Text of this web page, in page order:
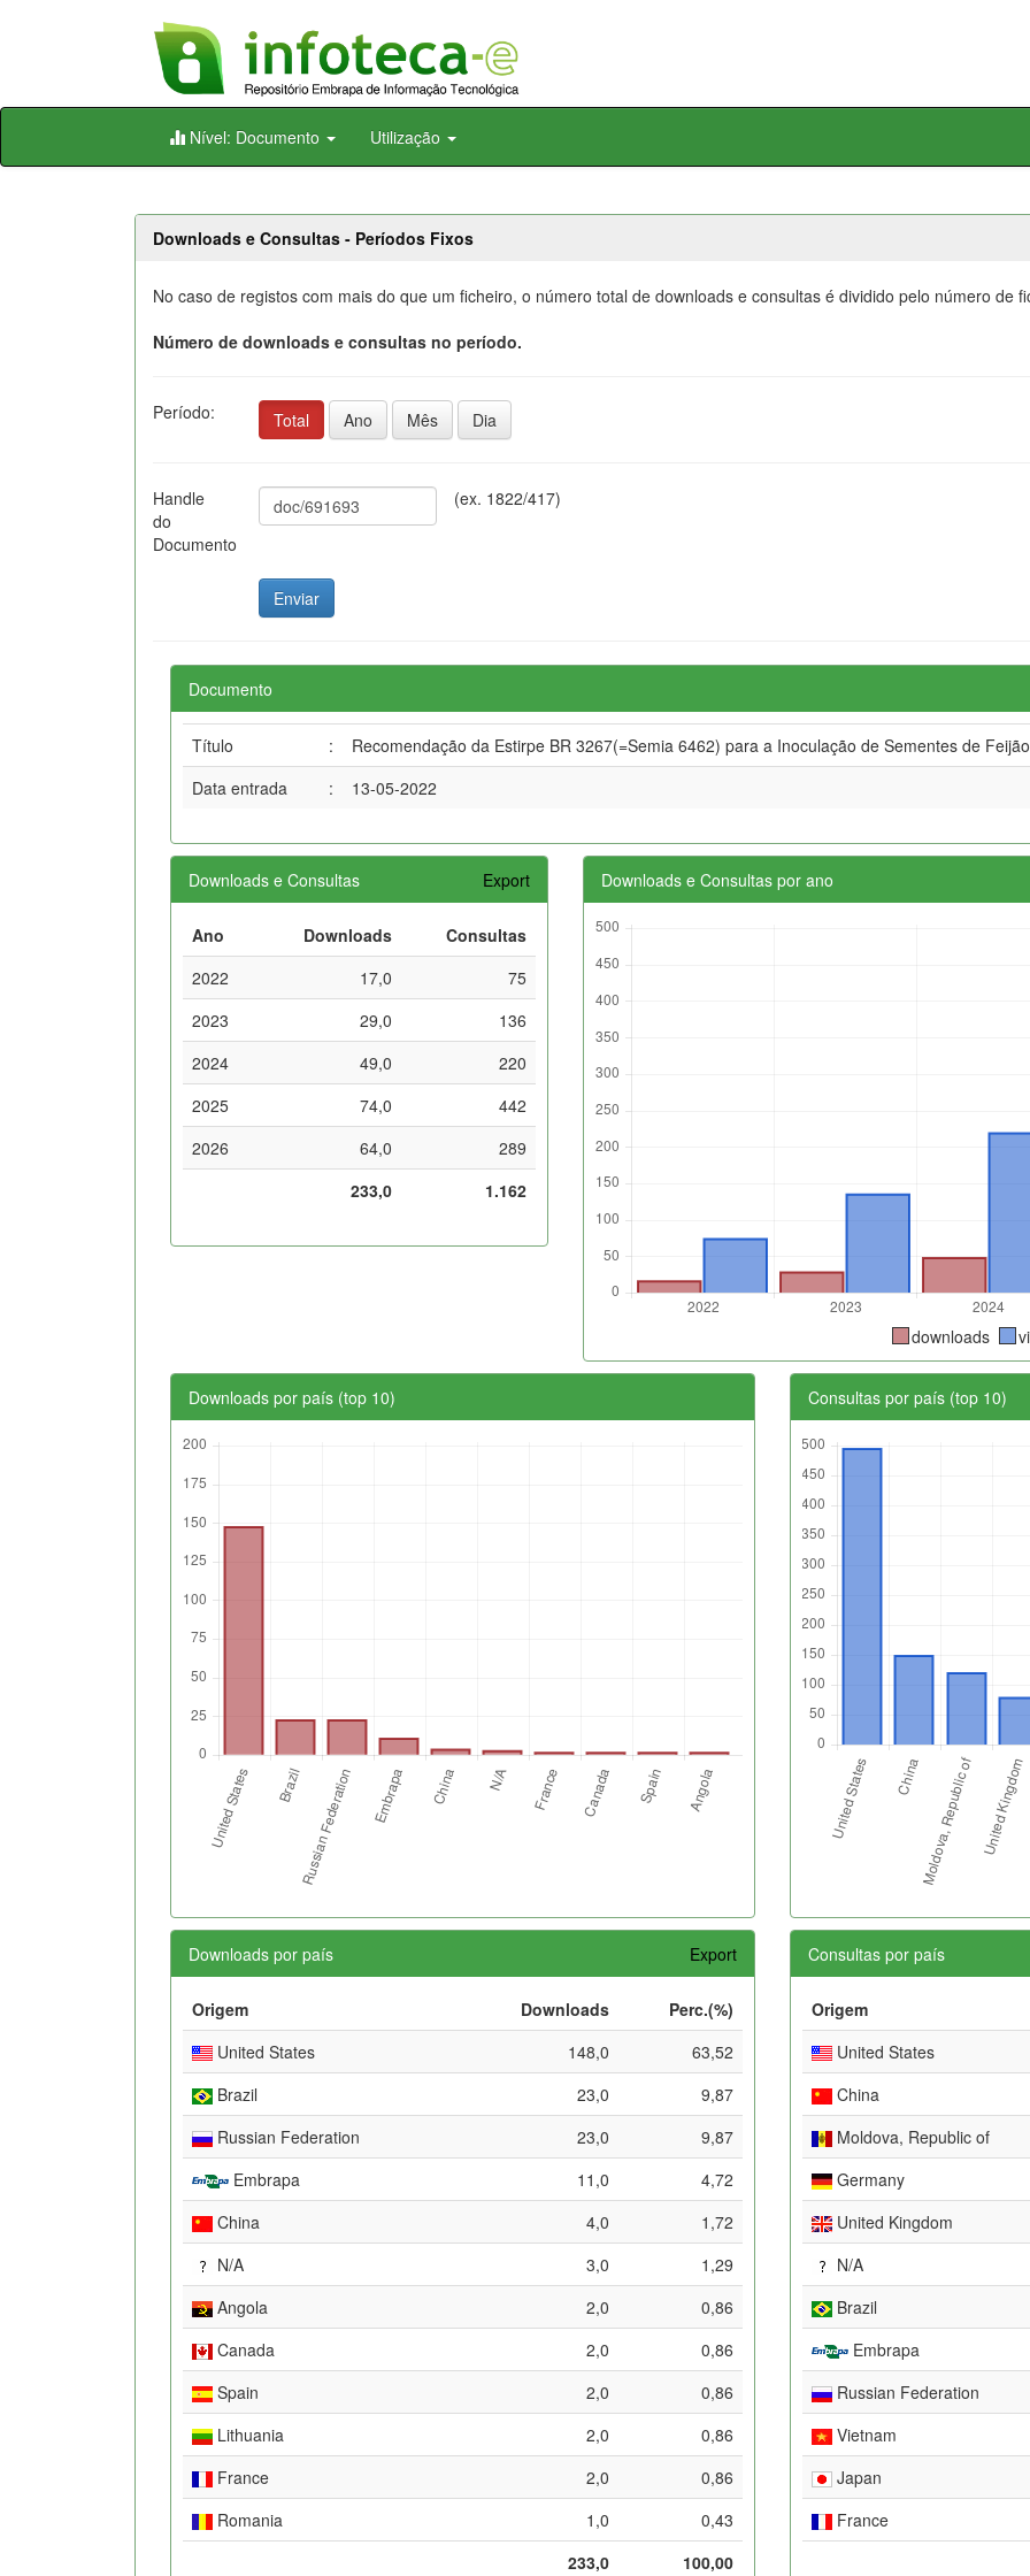
Skip
Nível: Documento Utilização
Downloads e Consultas - Períodos Fixos
No caso de registos com mais do que um ficheiro, o número total de downloads e consultas é dividido pelo número de
Número de downloads e consultas no período.
Período: Total Ano Mês Dia
Handle
do
Documento
(ex. 1822/417)
Documento
Título :
Recomendação da Estirpe BR 3267(=Semia 6462) para a Inoculação de Sementes de
Data entrada
: 13-05-2022
Downloads e Consultas Export
Ano Downloads
Consultas
2022
17,0
75
2023
29,0
136
2024
49,0
220
2025
74,0
442
2026
64,0
289
233,0
1.162
Downloads e Consultas por ano
downloads
Downloads por país (top 10) Consultas por país (top 10)
Downloads por país Export
Origem Downloads
Perc.(%)
United States
148,0
63,52
Brazil
23,0
9,87
Russian Federation
23,0
9,87
Embrapa
11,0
4,72
China
4,0
1,72
N/A
3,0
1,29
Angola
2,0
0,86
Canada
2,0
0,86
Spain
2,0
0,86
Lithuania
2,0
0,86
France
2,0
0,86
Romania
1,0
0,43
233,0
100,00
Consultas por país
Origem
United States
China
Moldova, Republic of
Germany
United Kingdom
N/A
Brazil
Embrapa
Russian Federation
Vietnam
Japan
France